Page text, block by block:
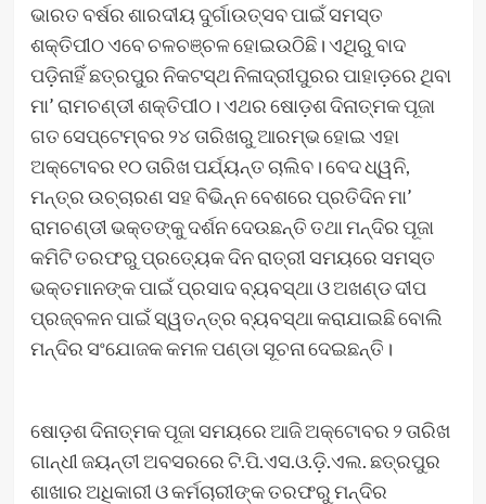
ଭାରତ ବର୍ଷର ଶାରଦୀୟ ଦୁର୍ଗାଉତ୍ସବ ପାଇଁ ସମସ୍ତ
ଶକ୍ତିପୀଠ ଏବେ ଚଳଚଞ୍ଚଳ ହୋଇଉଠିଛି। ଏଥିରୁ ବାଦ
ପଡ଼ିନାହିଁ ଛତ୍ରପୁର ନିକଟସ୍ଥ ନିଳାଦ୍ରୀପୁରର ପାହାଡ଼ରେ ଥିବା
ମା’ ରାମଚଣ୍ଡୀ ଶକ୍ତିପୀଠ। ଏଥର ଷୋଡ଼ଶ ଦିନାତ୍ମକ ପୂଜା
ଗତ ସେପ୍ଟେମ୍ବର ୨୪ ତାରିଖରୁ ଆରମ୍ଭ ହୋଇ ଏହା
ଅକ୍ଟୋବର ୧୦ ତାରିଖ ପର୍ଯ୍ୟନ୍ତ ଚାଲିବ। ବେଦ ଧ୍ୱନି,
ମନ୍ତ୍ର ଉଚ୍ଚାରଣ ସହ ବିଭିନ୍ନ ବେଶରେ ପ୍ରତିଦିନ ମା’
ରାମଚଣ୍ଡୀ ଭକ୍ତଙ୍କୁ ଦର୍ଶନ ଦେଉଛନ୍ତି ତଥା ମନ୍ଦିର ପୂଜା
କମିଟି ତରଫରୁ ପ୍ରତ୍ୟେକ ଦିନ ରାତ୍ରୀ ସମୟରେ ସମସ୍ତ
ଭକ୍ତମାନଙ୍କ ପାଇଁ ପ୍ରସାଦ ବ୍ୟବସ୍ଥା ଓ ଅଖଣ୍ଡ ଦୀପ
ପ୍ରଜ୍ବଳନ ପାଇଁ ସ୍ୱତନ୍ତ୍ର ବ୍ୟବସ୍ଥା କରାଯାଇଛି ବୋଲି
ମନ୍ଦିର ସଂଯୋଜକ କମଳ ପଣ୍ଡା ସୂଚନା ଦେଇଛନ୍ତି।
ଷୋଡ଼ଶ ଦିନାତ୍ମକ ପୂଜା ସମୟରେ ଆଜି ଅକ୍ଟୋବର ୨ ତାରିଖ
ଗାନ୍ଧୀ ଜୟନ୍ତୀ ଅବସରରେ ଟି.ପି.ଏସ.ଓ.ଡ଼ି.ଏଲ. ଛତ୍ରପୁର
ଶାଖାର ଅଧିକାରୀ ଓ କର୍ମଚାରୀଙ୍କ ତରଫରୁ ମନ୍ଦିର